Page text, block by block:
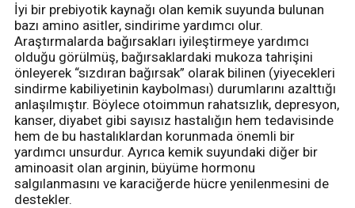
İyi bir prebiyotik kaynağı olan kemik suyunda bulunan
bazı amino asitler, sindirime yardımcı olur.
Araştırmalarda bağırsakları iyileştirmeye yardımcı
olduğu görülmüş, bağırsaklardaki mukoza tahrişini
önleyerek “sızdıran bağırsak” olarak bilinen (yiyecekleri
sindirme kabiliyetinin kaybolması) durumlarını azalttığı
anlaşılmıştır. Böylece otoimmun rahatsızlık, depresyon,
kanser, diyabet gibi sayısız hastalığın hem tedavisinde
hem de bu hastalıklardan korunmada önemli bir
yardımcı unsurdur. Ayrıca kemik suyundaki diğer bir
aminoasit olan arginin, büyüme hormonu
salgılanmasını ve karaciğerde hücre yenilenmesini de
destekler.